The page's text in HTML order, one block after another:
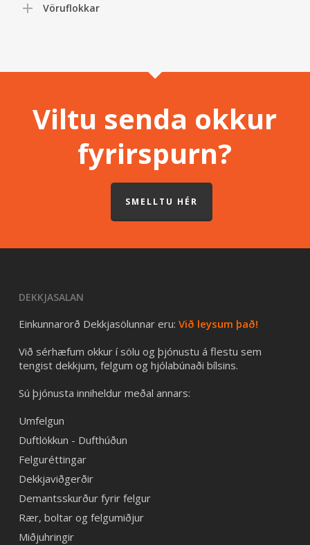
Vöruflokkar
Viltu senda okkur
fyrirspurn?
SMELLTU HÉR
DEKKJASALAN
Einkunnarorð Dekkjasölunnar eru: Við leysum það!
Við sérhæfum okkur í sölu og þjónustu á flestu sem
tengist dekkjum, felgum og hjólabúnaði bílsins.
Sú þjónusta inniheldur meðal annars:
Umfelgun
Duftlökkun - Dufthúðun
Felguréttingar
Dekkjaviðgerðir
Demantsskurður fyrir felgur
Rær, boltar og felgumiðjur
Miðjuhringir